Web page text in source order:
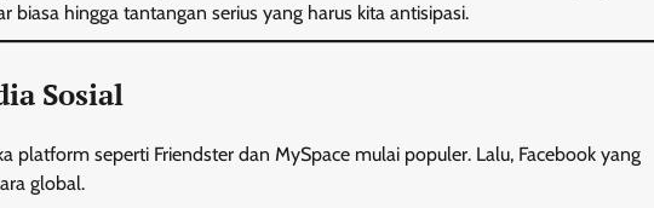
biasa hingga tantangan serius yang harus kita antisipasi.
Sosial
seperti Friendster dan MySpace mulai populer. Lalu, Facebook yang
global.